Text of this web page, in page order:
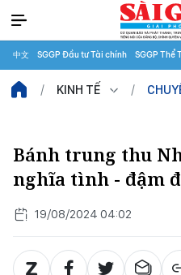
中文 SGGP Đầu tư Tài chính SGGP Thể
KINH TẾ
Bánh trung thu
nghĩa tình - đậm
19/08/2024 04:02